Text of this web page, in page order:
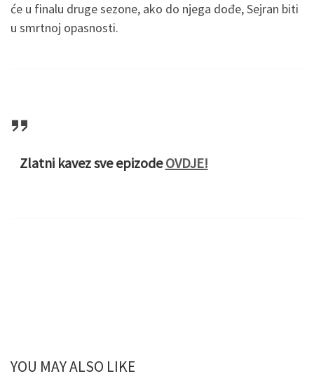
će u finalu druge sezone, ako do njega dođe, Sejran biti
u smrtnoj opasnosti.
Zlatni kavez sve epizodeOVDJE!
YOU MAY ALSO LIKE